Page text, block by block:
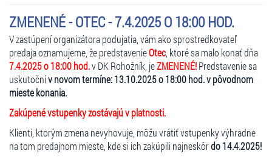
ZMENENÉ - OTEC - 7.4.2025 O 18:00 HOD.
V zastúpení organizátora podujatia, vám ako sprostredkovateľ
predaja oznamujeme, že predstavenieOtec , ktoré sa malo konať dňa
7.4.2025 o 18:00 hod.v DK Rohožník, jeZMENENÉ!Predstavenie sa
uskutočnív novom termíne: 13.10.2025 o 18:00 hod. v pôvodnom
mieste konania.
Zakúpené vstupenky zostávajú v platnosti.
Klienti, ktorým zmena nevyhovuje, môžu vrátiť vstupenky výhradne
na tom predajnom mieste, kde si ich zakúpili najneskôrdo 14.4.2025!